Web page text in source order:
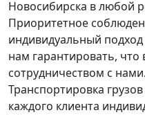
Новосибирска в любой
Приоритетное
индивидуальный
нам гарантировать,
сотрудничеством с нами.
Транспортировка
каждого клиента